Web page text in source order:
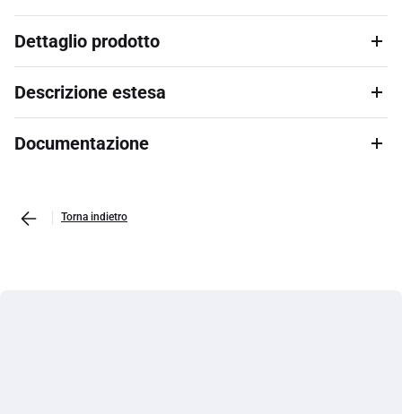
Dettaglio prodotto
Descrizione estesa
Documentazione
Torna indietro